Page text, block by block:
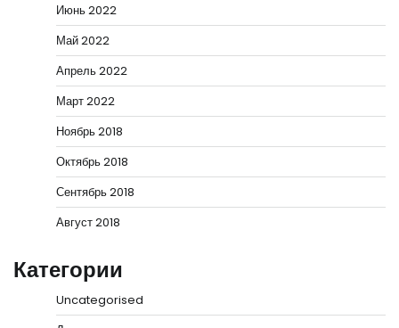
Июнь 2022
Май 2022
Апрель 2022
Март 2022
Ноябрь 2018
Октябрь 2018
Сентябрь 2018
Август 2018
Категории
Uncategorised